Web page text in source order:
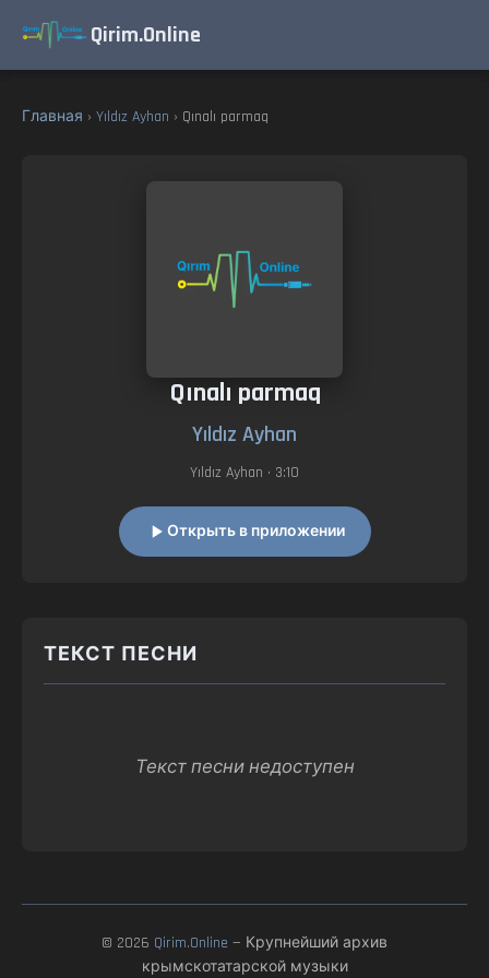
Qirim.Online
Главная › Yıldız Ayhan › Qınalı parmaq
Qınalı parmaq
Yıldız Ayhan
Yıldız Ayhan • 3:10
Открыть в приложении
ТЕКСТ ПЕСНИ
Текст песни недоступен
© 2026 Qirim.Online — Крупнейший архив
крымскотатарской музыки